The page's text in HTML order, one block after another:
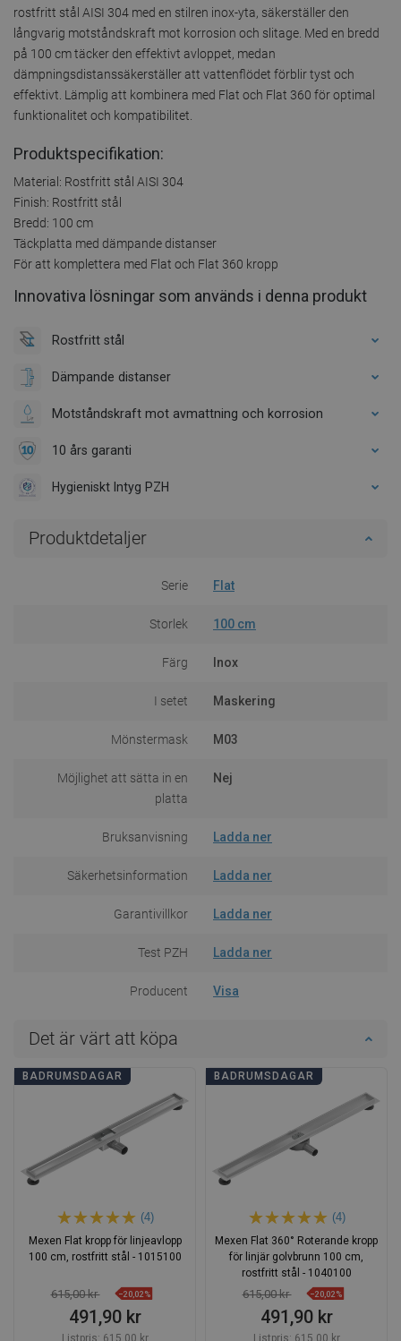
rostfritt stål AISI 304 med en stilren inox-yta, säkerställer den
långvarig motståndskraft mot korrosion och slitage. Med en bredd
på 100 cm täcker den effektivt avloppet, medan
dämpningsdistanssäkerställer att vattenflödet förblir tyst och
effektivt. Lämplig att kombinera med Flat och Flat 360 för optimal
funktionalitet och kompatibilitet.
Produktspecifikation:
Material: Rostfritt stål AISI 304
Finish: Rostfritt stål
Bredd: 100 cm
Täckplatta med dämpande distanser
För att komplettera med Flat och Flat 360 kropp
Innovativa lösningar som används i denna produkt
Rostfritt stål
Dämpande distanser
Motståndskraft mot avmattning och korrosion
10 års garanti
Hygieniskt Intyg PZH
Produktdetaljer
Serie Flat
Storlek 100 cm
Färg Inox
I setet Maskering
Mönstermask M03
Möjlighet att sätta in en
platta
Nej
Bruksanvisning Ladda ner
Säkerhetsinformation Ladda ner
Garantivillkor Ladda ner
Test PZH Ladda ner
Producent Visa
Det är värt att köpa
BADRUMSDAGAR
(4)
Mexen Flat kropp för linjeavlopp
100 cm, rostfritt stål - 1015100
615,00 kr −20,02%
491,90 kr
Listpris: 615,00 kr
BADRUMSDAGAR
(4)
Mexen Flat 360° Roterande kropp
för linjär golvbrunn 100 cm,
rostfritt stål - 1040100
615,00 kr −20,02%
491,90 kr
Listpris: 615,00 kr